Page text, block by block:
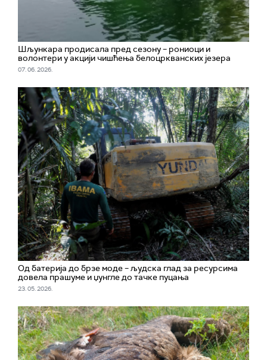
Шљункара продисала пред сезону – рониоци и
волонтери у акцији чишћења белоцркванских језера
07. 06. 2026.
Од батерија до брзе моде – људска глад за ресурсима
довела прашуме и џунгле до тачке пуцања
23. 05. 2026.